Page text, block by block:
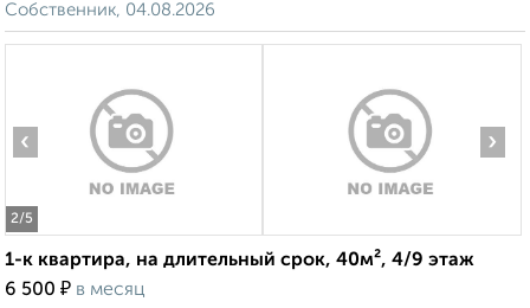
Собственник, 04.08.2026
2/5
‹ ›
1-к квартира, на длительный срок, 40м², 4/9 этаж
6 500 ₽ в месяц